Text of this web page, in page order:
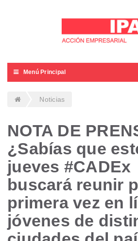
Menú Principal
Noticias
NOTA DE
¿Sabías que
jueves #CADEx
buscará reunir
primera vez en
jóvenes de